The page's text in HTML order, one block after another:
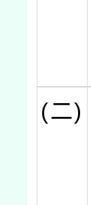
(二)